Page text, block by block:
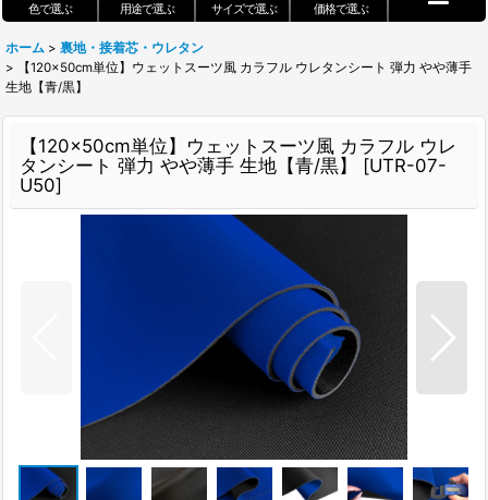
色で選ぶ 用途で選ぶ サイズで選ぶ 価格で選ぶ
ホーム > 裏地・接着芯・ウレタン
>
【120×50cm単位】ウェットスーツ風 カラフル ウレタンシート 弾力 やや薄手
生地【青/黒】
【120×50cm単位】ウェットスーツ風 カラフル ウレ
タンシート 弾力 やや薄手 生地【青/黒】
[UTR-07-
U50]